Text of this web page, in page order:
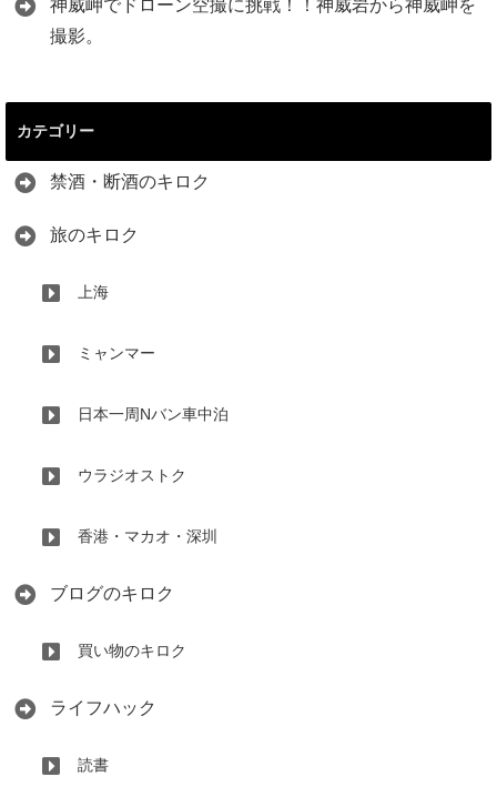
神威岬でドローン空撮に挑戦！！神威岩から神威岬を
撮影。
カテゴリー
禁酒・断酒のキロク
旅のキロク
上海
ミャンマー
日本一周Nバン車中泊
ウラジオストク
香港・マカオ・深圳
ブログのキロク
買い物のキロク
ライフハック
読書